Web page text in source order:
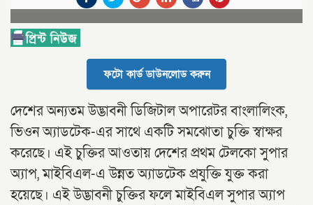
ফটো কার্ড ডাউনলোড করুন
দেশের অন্যতম উদ্ভাবনী ডিজিটাল অপারেটর বাংলালিংক,
ভিওন অ্যাডটেক-এর সাথে একটি সমঝোতা চুক্তি স্বাক্ষর
করেছে। এই চুক্তির আওতায় দেশের প্রথম টেলকো সুপার
অ্যাপ, মাইবিএল-এ উন্নত অ্যাডটেক প্রযুক্তি যুক্ত করা
হয়েছে। এই উদ্ভাবনী চুক্তির ফলে মাইবিএল সুপার অ্যাপ